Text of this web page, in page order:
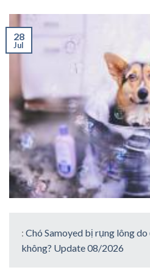
28
Jul
: Chó Samoyed bị rụng lông do
không? Update 08/2026